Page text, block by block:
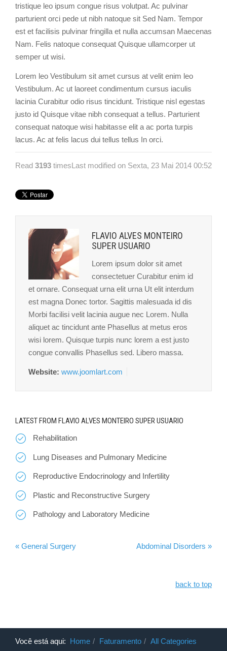
tristique leo ipsum congue risus volutpat. Ac pulvinar
parturient orci pede ut nibh natoque sit Sed Nam. Tempor
est et facilisis pulvinar fringilla et nulla accumsan Maecenas
Nam. Felis natoque consequat Quisque ullamcorper ut
semper ut wisi.
Lorem leo Vestibulum sit amet cursus at velit enim leo
Vestibulum. Ac ut laoreet condimentum cursus iaculis
lacinia Curabitur odio risus tincidunt. Tristique nisl egestas
justo id Quisque vitae nibh consequat a tellus. Parturient
consequat natoque wisi habitasse elit a ac porta turpis
lacus. Ac at felis lacus dui tellus tellus In orci.
Read 3193 timesLast modified on Sexta, 23 Mai 2014 00:52
FLAVIO ALVES MONTEIRO
SUPER USUARIO
Lorem ipsum dolor sit amet
consectetuer Curabitur enim id
et ornare. Consequat urna elit urna Ut elit interdum
est magna Donec tortor. Sagittis malesuada id dis
Morbi facilisi velit lacinia augue nec Lorem. Nulla
aliquet ac tincidunt ante Phasellus at metus eros
wisi lorem. Quisque turpis nunc lorem a est justo
congue convallis Phasellus sed. Libero massa.
Website: www.joomlart.com
LATEST FROM FLAVIO ALVES MONTEIRO SUPER USUARIO
Rehabilitation
Lung Diseases and Pulmonary Medicine
Reproductive Endocrinology and Infertility
Plastic and Reconstructive Surgery
Pathology and Laboratory Medicine
« General Surgery Abdominal Disorders »
back to top
Você está aqui: Home Faturamento
All Categories